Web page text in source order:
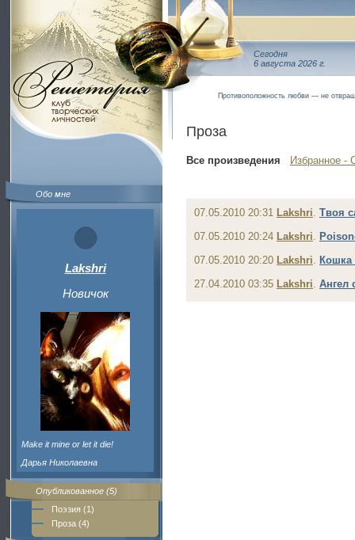
Обо мне
Lakshri
Новичок
Make it mine or let it die!
Дарья Николаевна
Опубликованное (5)
Поэзия (1)
Проза (4)
Сегодня
6 августа 2026 г.
Противоположность любви — не
Проза
Все произведения Избранное -
07.05.2010 20:31 Lakshri. Твоя
07.05.2010 20:24 Lakshri.
07.05.2010 20:20 Lakshri.
27.04.2010 03:35 Lakshri. Ангел